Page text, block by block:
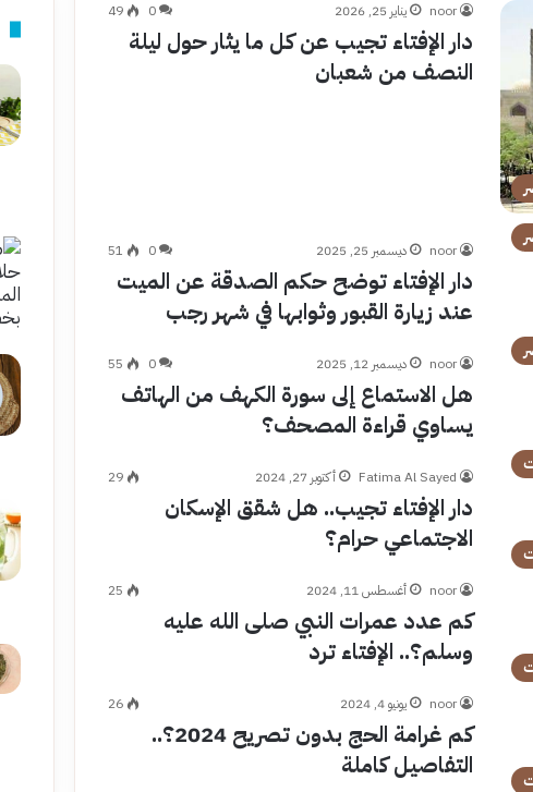
noor يناير 25, 2026 0
49
دار الإفتاء تجيب عن كل ما يثار حول ليلة
النصف من شعبان
noor ديسمبر 25, 2025 0
51
دار الإفتاء توضح حكم الصدقة عن الميت
عند زيارة القبور وثوابها في شهر رجب
noor ديسمبر 12, 2025 0
55
هل الاستماع إلى سورة الكهف من الهاتف
يساوي قراءة المصحف؟
Fatima Al Sayed أكتوبر 27, 2024 29
دار الإفتاء تجيب.. هل شقق الإسكان
الاجتماعي حرام؟
noor أغسطس 11, 2024 25
كم عدد عمرات النبي صلى الله عليه
وسلم؟.. الإفتاء ترد
noor يونيو 4, 2024 26
كم غرامة الحج بدون تصريح 2024؟..
التفاصيل كاملة